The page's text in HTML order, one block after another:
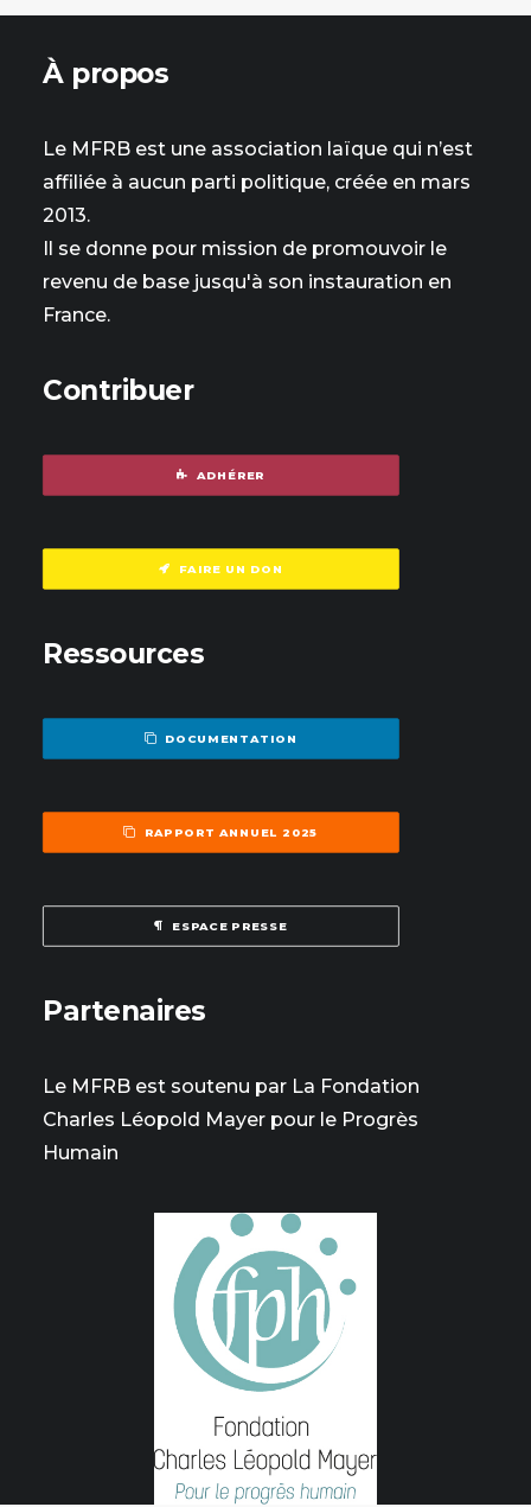
À propos
Le MFRB est une association laïque qui n’est
affiliée à aucun parti politique, créée en mars
2013.
Il se donne pour mission de promouvoir le
revenu de base jusqu'à son instauration en
France.
Contribuer
ADHÉRER
FAIRE UN DON
Ressources
DOCUMENTATION
RAPPORT ANNUEL 2025
ESPACE PRESSE
Partenaires
Le MFRB est soutenu par La Fondation
Charles Léopold Mayer pour le Progrès
Humain